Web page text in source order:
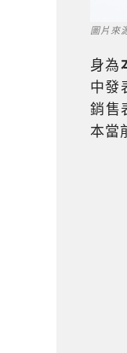
圖片來
身為
中發
銷售
本當